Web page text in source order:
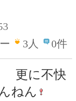
3人 0件
に不快
ねん